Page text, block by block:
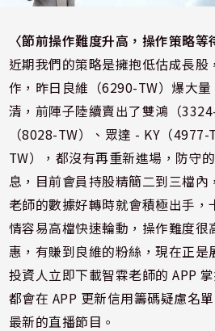
〈節前操作難度升高，操作策略等
近期我們的策略是擁抱低估成長股
作，昨日良維（6290-TW）爆大
清，前陣子陸續賣出了雙鴻（
（8028-TW）、眾達 - KY（
TW），都沒有再重新進場，防守
息，目前會員持股精簡二到三檔內
老師的數據好轉時就會積極出手，
情容易高檔快速輪動，操作難度很
惠，有賺到良維的粉絲，現在正是
投資人立即下載智霖老師的 APP
都會在 APP 更新信用籌碼疑慮名
最新的直播節目。